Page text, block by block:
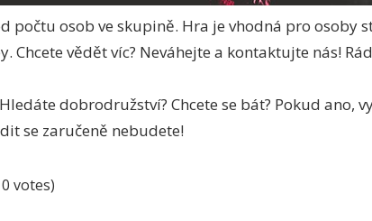
počtu osob ve skupině. Hra je vhodná pro osoby
Chcete vědět víc? Neváhejte a kontaktujte nás!
dobrodružství? Chcete se bát? Pokud ano,
se zaručeně nebudete!
votes)